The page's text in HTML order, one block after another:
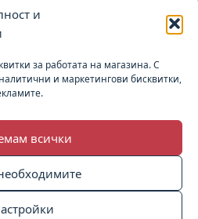
и
за работата на магазина. С
и маркетингови бисквитки,
всички
от които 19 800 лв.
Социален Фонд